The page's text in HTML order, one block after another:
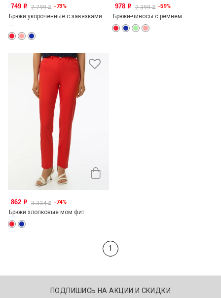
749 o 2 799o -73%
Брюки укороченные с завязками
978 o 2 399o -59%
Брюки-чиносы с ремнем
862 o 3 334o -74%
Брюки хлопковые мом фит
1
ПОДПИШИСЬ НА АКЦИИ И СКИДКИ